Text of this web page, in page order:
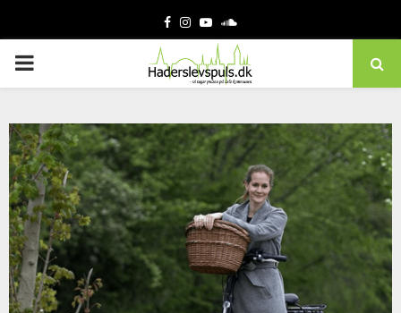
Facebook
Instagram
YoutubeSoundcloud
PRIMARY